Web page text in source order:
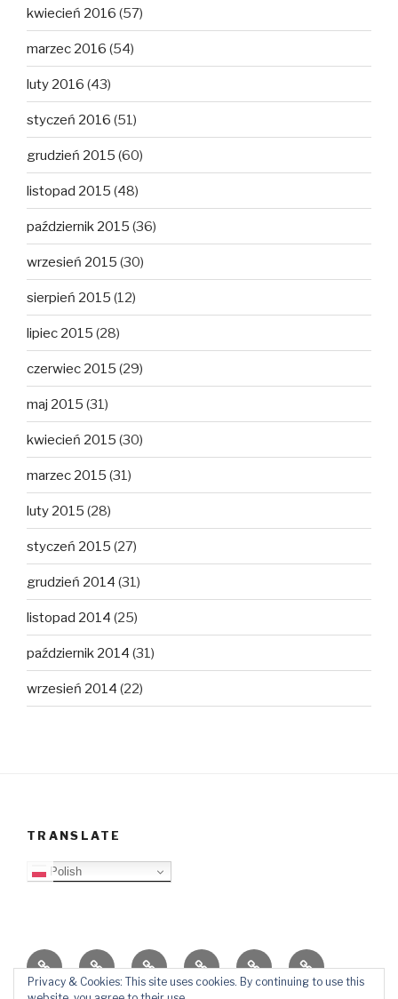
kwiecień 2016 (57)
marzec 2016 (54)
luty 2016 (43)
styczeń 2016 (51)
grudzień 2015 (60)
listopad 2015 (48)
październik 2015 (36)
wrzesień 2015 (30)
sierpień 2015 (12)
lipiec 2015 (28)
czerwiec 2015 (29)
maj 2015 (31)
kwiecień 2015 (30)
marzec 2015 (31)
luty 2015 (28)
styczeń 2015 (27)
grudzień 2014 (31)
listopad 2014 (25)
październik 2014 (31)
wrzesień 2014 (22)
TRANSLATE
Polish
O
blogu
Top
Lista
Ewangelizacja
Father
Daniel
Video
Blog
PB
Privacy & Cookies: This site uses cookies. By continuing to use this